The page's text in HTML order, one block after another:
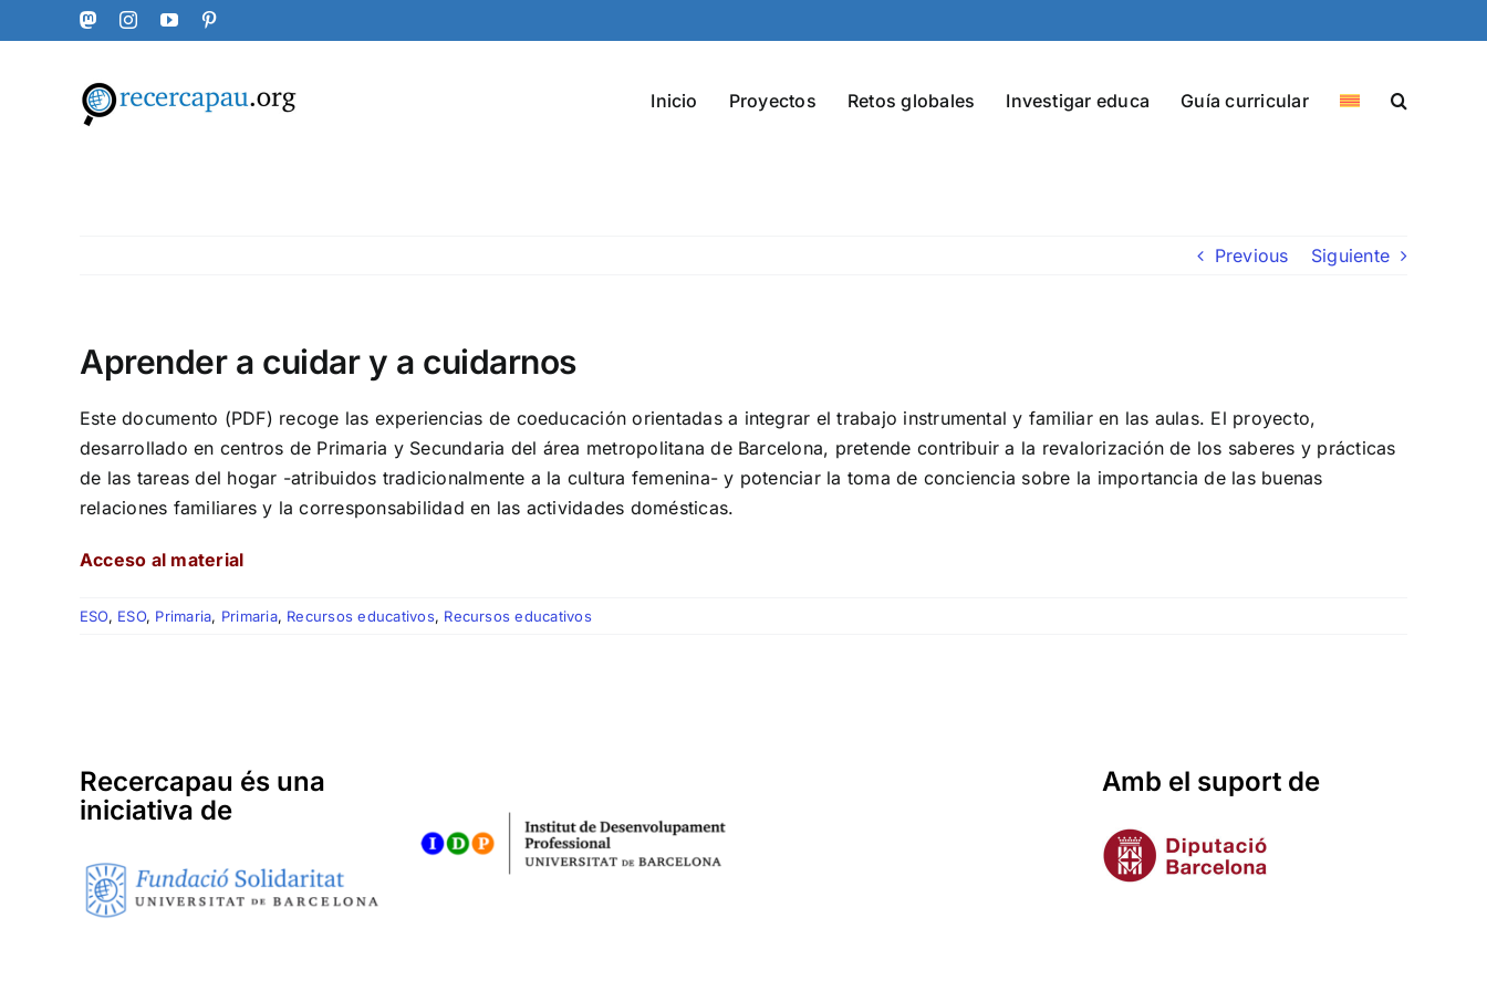
to
MastodonInstagram
YouTube
Inicio Proyectos Retos globales Investigar educa Guía curricular
Previous Siguiente
Aprender a cuidar y a cuidarnos
Este documento (PDF) recoge las experiencias de coeducación orientadas a integrar el trabajo instrumental y familiar en las aulas. El proyecto,
desarrollado en centros de Primaria y Secundaria del área metropolitana de Barcelona, pretende contribuir a la revalorización de los saberes y prácticas
de las tareas del hogar -atribuidos tradicionalmente a la cultura femenina- y potenciar la toma de conciencia sobre la importancia de las buenas
relaciones familiares y la corresponsabilidad en las actividades domésticas.
Acceso al material
ESO, ESO, Primaria, Primaria, Recursos educativos, Recursos educativos
Recercapau és una
iniciativa de
Amb el suport de